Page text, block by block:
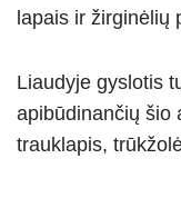
lapais ir žirginėlių
Liaudyje gyslotis
apibūdinančių šio
trauklapis,